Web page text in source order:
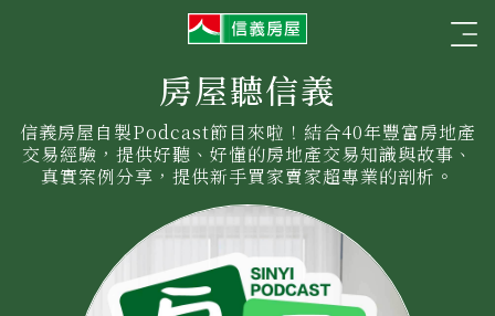
屋
房屋聽信義
信義房屋自製Podcast節目來啦！結合40年豐富房地產
交易經驗，提供好聽、好懂的房地產交易知識與故事、
真實案例分享，提供新手買家賣家超專業的剖析。